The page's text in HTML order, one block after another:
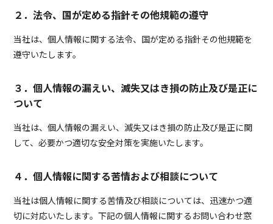
２．法令、国が定める指針その他規範の遵守
当社は、個人情報に関する法令、国が定める指針その他規範を
遵守いたします。
３．個人情報の漏えい、滅失又はき損の防止及び是正に
ついて
当社は、個人情報の漏えい、滅失又はき損の防止及び是正に関
して、必要かつ適切な安全対策を実施いたします。
４．個人情報に関する苦情および相談について
当社は個人情報に関する苦情及び相談については、迅速かつ適
切に対応いたします。下記の個人情報に関するお問い合わせ窓